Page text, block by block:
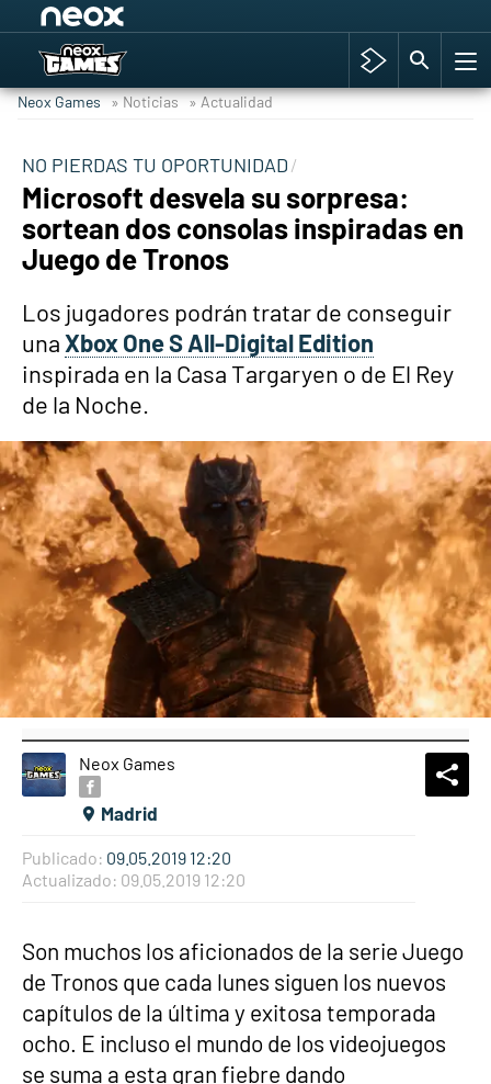
Hyrule Warriors: La Era del Cataclismo
Cyberpunk 2077
Hyrule Warriors
Asia peculiar tradición
Neox Games » Noticias » Actualidad
NO PIERDAS TU OPORTUNIDAD
Microsoft desvela su sorpresa:
sortean dos consolas inspiradas en
Juego de Tronos
Los jugadores podrán tratar de conseguir
unaXbox One S All-Digital Edition
inspirada en la Casa Targaryen o de El Rey
de la Noche.
Neox Games
Madrid
Publicado: 09.05.2019 12:20
Actualizado: 09.05.2019 12:20
Son muchos los aficionados de la serie Juego
de Tronos que cada lunes siguen los nuevos
capítulos de la última y exitosa temporada
ocho. E incluso el mundo de los videojuegos
se suma a esta gran fiebre dando